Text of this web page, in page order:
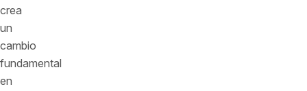
crea
un
cambio
fundamental
en